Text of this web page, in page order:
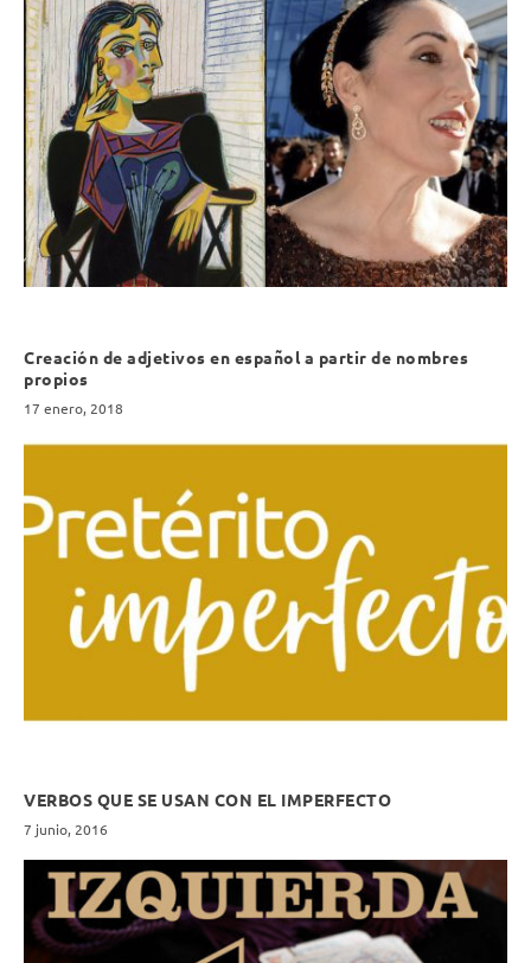
Creación de adjetivos en español a partir de nombres
propios
17 enero, 2018
VERBOS QUE SE USAN CON EL IMPERFECTO
7 junio, 2016